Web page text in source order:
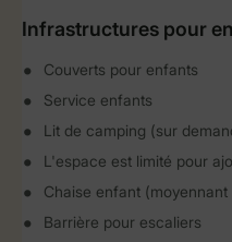
Infrastructures pour
Couverts pour enfants
Service enfants
Lit de camping (sur
L'espace est limité pour
Chaise enfant (moyennant
Barrière pour escaliers